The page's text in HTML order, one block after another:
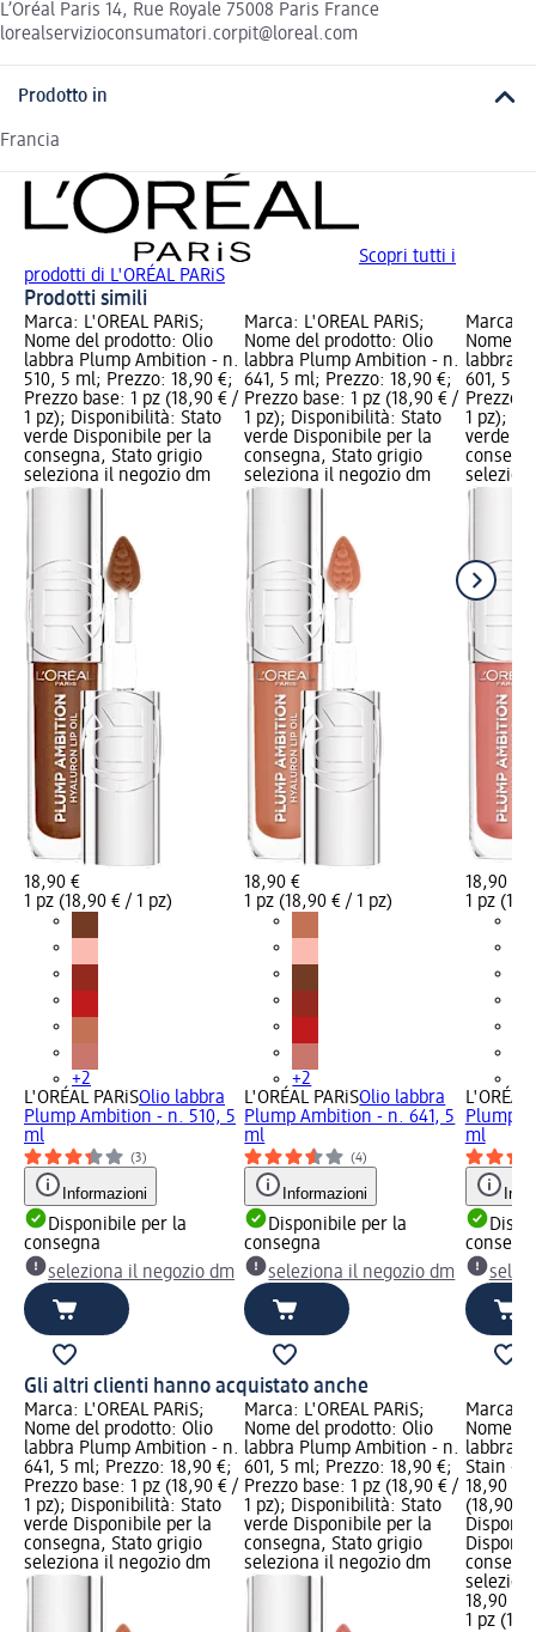
L’Oréal Paris 14, Rue Royale 75008 Paris France
lorealservizioconsumatori.corpit@loreal.com
Prodotto in
Francia
Scopri tutti i
prodotti di L'ORÉAL PARiS
Prodotti simili
Marca: L'ORÉAL PARiS;
Nome del prodotto: Olio
labbra Plump Ambition - n.
510, 5 ml; Prezzo: 18,90 €;
Prezzo base: 1 pz (18,90 € /
1 pz); Disponibilità: Stato
verde Disponibile per la
consegna, Stato grigio
seleziona il negozio dm
18,90 €
1 pz (18,90 € / 1 pz)
+2
L'ORÉAL PARiSOlio labbra
Plump Ambition - n. 510, 5
ml
(3)
Informazioni
Disponibile per la
consegna
seleziona il negozio dm
Marca: L'ORÉAL PARiS;
Nome del prodotto: Olio
labbra Plump Ambition - n.
641, 5 ml; Prezzo: 18,90 €;
Prezzo base: 1 pz (18,90 € /
1 pz); Disponibilità: Stato
verde Disponibile per la
consegna, Stato grigio
seleziona il negozio dm
18,90 €
1 pz (18,90 € / 1 pz)
+2
L'ORÉAL PARiSOlio labbra
Plump Ambition - n. 641, 5
ml
(4)
Informazioni
Disponibile per la
consegna
seleziona il negozio dm
Marca:
Nome
labbra
601, 5
Prezzo
1 pz);
verde
18,90 €
1 pz
L'ORÉAL
Plump
ml
Gli altri clienti hanno acquistato anche
Marca: L'ORÉAL PARiS;
Nome del prodotto: Olio
labbra Plump Ambition - n.
641, 5 ml; Prezzo: 18,90 €;
Prezzo base: 1 pz (18,90 € /
1 pz); Disponibilità: Stato
verde Disponibile per la
consegna, Stato grigio
seleziona il negozio dm
Marca: L'ORÉAL PARiS;
Nome del prodotto: Olio
labbra Plump Ambition - n.
601, 5 ml; Prezzo: 18,90 €;
Prezzo base: 1 pz (18,90 € /
1 pz); Disponibilità: Stato
verde Disponibile per la
consegna, Stato grigio
seleziona il negozio dm
Marca:
Nome
labbra
Stain -
18,90 €;
(18,90 €
18,90 €
1 pz